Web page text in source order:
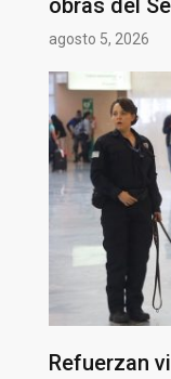
agosto 5, 2026
Refuerzan